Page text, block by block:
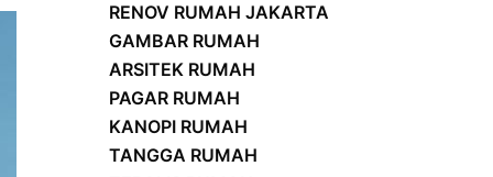
RENOV RUMAH JAKARTA
GAMBAR RUMAH
ARSITEK RUMAH
PAGAR RUMAH
KANOPI RUMAH
TANGGA RUMAH